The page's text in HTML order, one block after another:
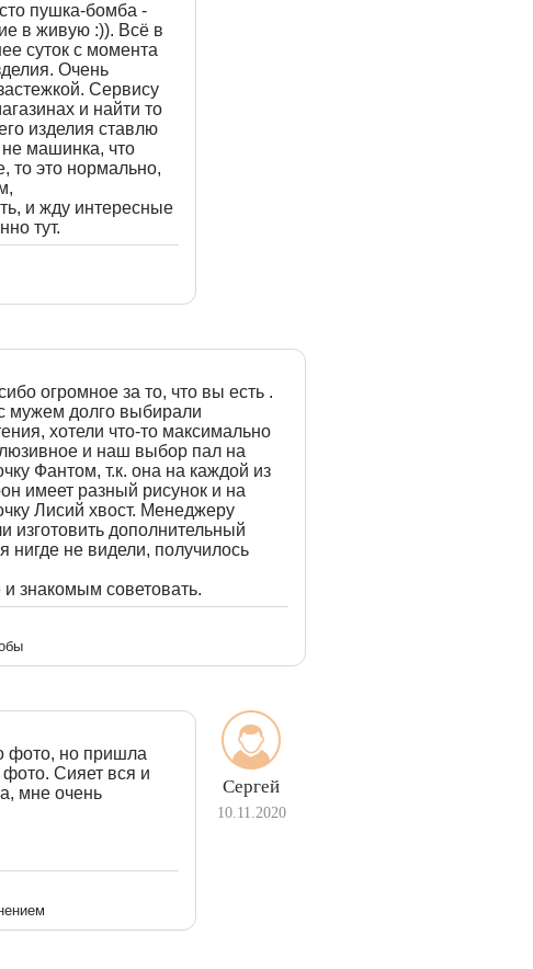
пушка-бомба -
в живую :)). Всё в
суток с момента
Очень
Сервису
и найти то
изделия ставлю
не машинка, что
то это нормально,
и жду интересные
тут.
огромное за то, что вы есть .
мужем долго выбирали
хотели что-то максимально
и наш выбор пал на
Фантом, т.к. она на каждой из
имеет разный рисунок и на
Лисий хвост. Менеджеру
изготовить дополнительный
нигде не видели, получилось
знакомым советовать.
Сергей
10.11.2020
фото, но пришла
Сияет вся и
мне очень